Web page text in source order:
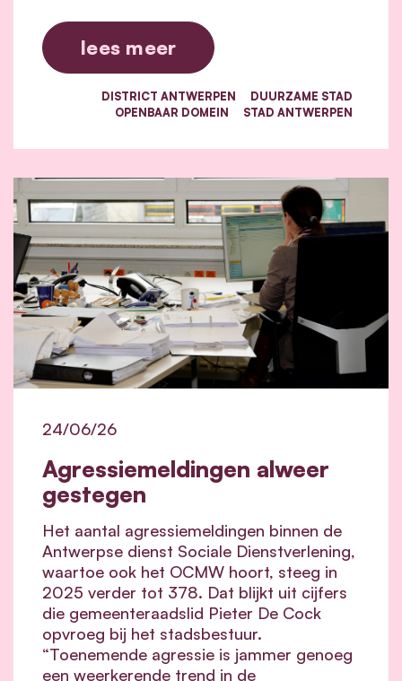
lees meer
DISTRICT ANTWERPEN
DUURZAME STAD
OPENBAAR DOMEIN
STAD ANTWERPEN
Agressiemeldingen alweer
gestegen
24/06/26
Het aantal agressiemeldingen binnen de
Antwerpse dienst Sociale Dienstverlening,
waartoe ook het OCMW hoort, steeg in
2025 verder tot 378. Dat blijkt uit cijfers
die gemeenteraadslid Pieter De Cock
opvroeg bij het stadsbestuur.
“Toenemende agressie is jammer genoeg
een weerkerende trend in de